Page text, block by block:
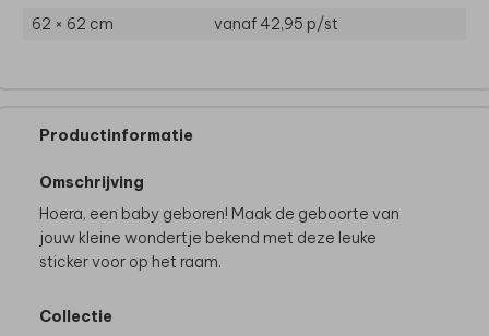
62 × 62 cm vanaf 42,95 p/st
Productinformatie
Omschrijving
Hoera, een baby geboren! Maak de geboorte van
jouw kleine wondertje bekend met deze leuke
sticker voor op het raam.
Collectie